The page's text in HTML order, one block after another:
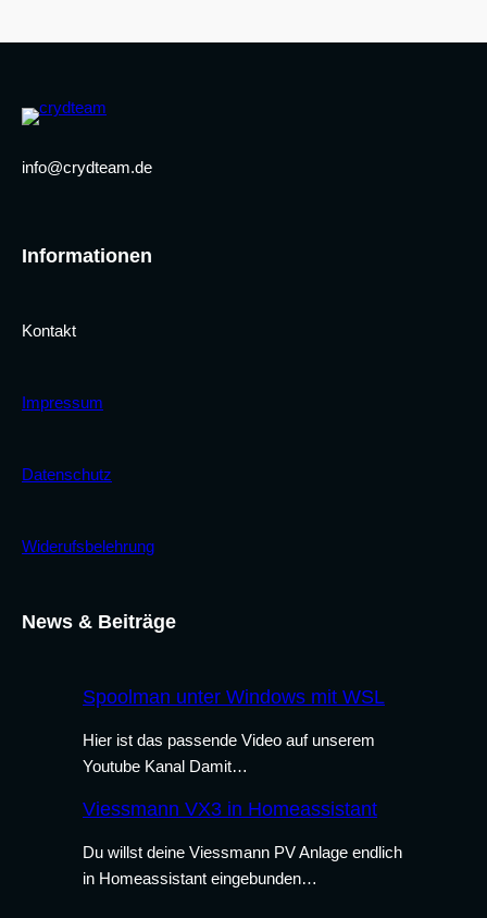
info@crydteam.de
Informationen
Kontakt
Impressum
Datenschutz
Widerufsbelehrung
News & Beiträge
Spoolman unter Windows mit WSL
Hier ist das passende Video auf unserem
Youtube Kanal Damit…
Viessmann VX3 in Homeassistant
Du willst deine Viessmann PV Anlage endlich
in Homeassistant eingebunden…